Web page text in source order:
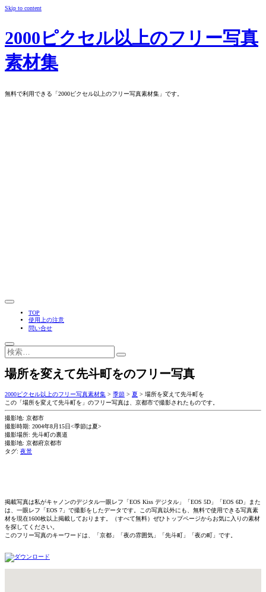
Skip to content
2000ピクセル以上のフリー写真
素材集
無料で利用できる「2000ピクセル以上のフリー写真素材集」です。
TOP
使用上の注意
問い合せ
場所を変えて先斗町をのフリー写真
2000ピクセル以上のフリー写真素材集 > 季節 > 夏 > 場所を変えて先斗町を
この「場所を変えて先斗町を」のフリー写真は、京都市で撮影されたものです。
撮影地: 京都市
撮影時期: 2004年8月15日<季節は夏>
撮影場所: 先斗町の裏道
撮影地: 京都府京都市
タグ: 夜景
掲載写真は私がキャノンのデジタル一眼レフ「EOS Kiss デジタル」「EOS 5D」「EOS 6D」また
は、一眼レフ「EOS 7」で撮影をしたデータです。この写真以外にも、無料で使用できる写真素
材を現在1600枚以上掲載しております。（すべて無料）ぜひトップページからお気に入りの素材
を探してください。
このフリー写真のキーワードは、「京都」「夜の雰囲気」「先斗町」「夜の町」です。